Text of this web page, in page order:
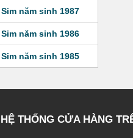
Sim năm sinh 1987
Sim năm sinh 1986
Sim năm sinh 1985
HỆ THỐNG CỬA HÀNG